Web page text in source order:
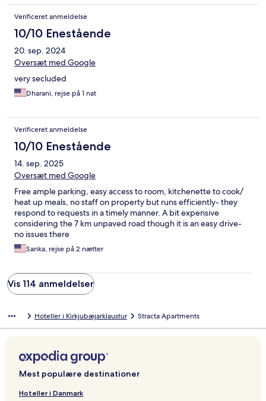
Verificeret anmeldelse
10/10 Enestående
20. sep. 2024
Oversæt med Google
very secluded
Dharani, rejse på 1 nat
Verificeret anmeldelse
10/10 Enestående
14. sep. 2025
Oversæt med Google
Free ample parking, easy access to room, kitchenette to cook/
heat up meals, no staff on property but runs efficiently- they
respond to requests in a timely manner. A bit expensive
considering the 7 km unpaved road though it is an easy drive-
no issues there
Sarika, rejse på 2 nætter
Vis 114 anmeldelser
Hoteller i Kirkjubæjarklaustur Stracta Apartments
Mest populære destinationer
Hoteller i Danmark